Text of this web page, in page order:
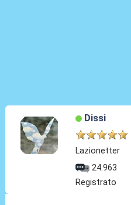
Dissi
Lazionetter
24.963
Registrato